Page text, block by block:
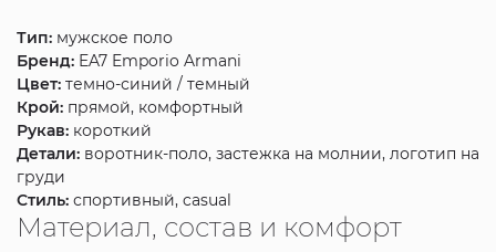
Тип:мужское поло
Бренд:EA7 Emporio Armani
Цвет:темно-синий / темный
Крой:прямой, комфортный
Рукав:короткий
Детали:воротник-поло, застежка на молнии, логотип на
груди
Стиль:спортивный, casual
Материал, состав и комфорт